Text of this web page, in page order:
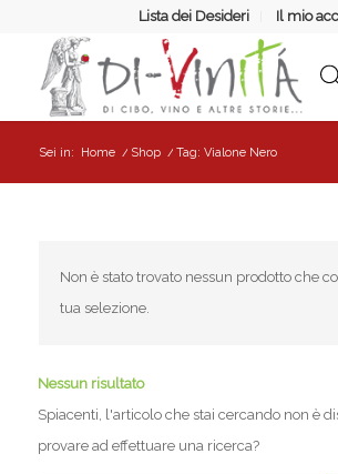
Lista dei Desideri Il mio
Sei in: Home / Shop / Tag: Vialone Nero
Non è stato trovato nessun prodotto che
tua selezione.
Nessun risultato
Spiacenti, l'articolo che stai cercando non è
provare ad effettuare una ricerca?